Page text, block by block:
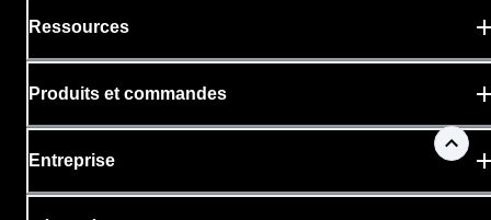
Ressources
Produits et commandes
Entreprise